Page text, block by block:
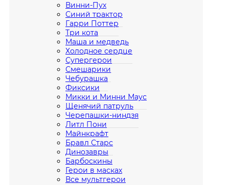
Винни-Пух
Синий трактор
Гарри Поттер
Три кота
Маша и медведь
Холодное сердце
Супергерои
Смешарики
Чебурашка
Фиксики
Микки и Минни Маус
Щенячий патруль
Черепашки-ниндзя
Литл Пони
Майнкрафт
Бравл Старс
Динозавры
Барбоскины
Герои в масках
Все мультгерои